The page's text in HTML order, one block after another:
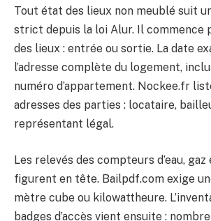
Tout état des lieux non meublé suit
strict depuis la loi Alur. Il commence
des lieux : entrée ou sortie. La date
l’adresse complète du logement,
numéro d’appartement. Nockee.fr
adresses des parties : locataire,
représentant légal.
Les relevés des compteurs d’eau,
figurent en tête. Bailpdf.com exige
mètre cube ou kilowattheure.
badges d’accès vient ensuite :